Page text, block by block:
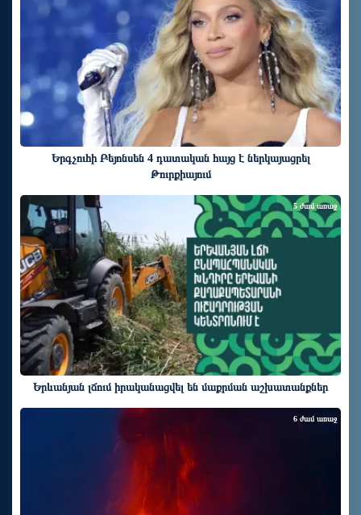
Երգչուհի Բեյոնսեն ​​4 դատական հայց է ներկայացրել
Թուրքիայում
Երևանյան լճում իրականացվել են մաքրման աշխատանքներ
5 ժամ առաջ
6 ժամ առաջ